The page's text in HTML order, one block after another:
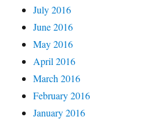
July 2016
June 2016
May 2016
April 2016
March 2016
February 2016
January 2016